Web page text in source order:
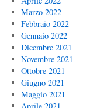
Marzo 2022
Febbraio 2022
Gennaio 2022
Dicembre 2021
Novembre 2021
Ottobre 2021
Giugno 2021
Maggio 2021